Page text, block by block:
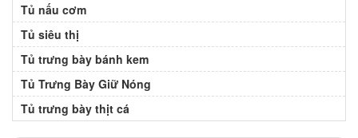
Tủ nấu cơm
Tủ siêu thị
Tủ trưng bày bánh kem
Tủ Trưng Bày Giữ Nóng
Tủ trưng bày thịt cá